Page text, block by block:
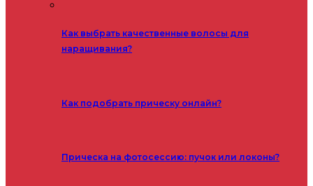
Как выбрать качественные волосы для
наращивания?
Как подобрать прическу онлайн?
Прическа на фотосессию: пучок или локоны?